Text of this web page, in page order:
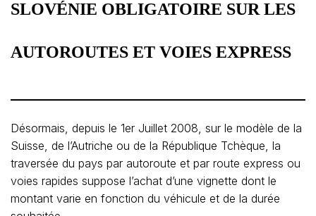
SLOVÉNIE OBLIGATOIRE SUR LES
AUTOROUTES ET VOIES EXPRESS
Désormais, depuis le 1er Juillet 2008, sur le modèle de la
Suisse, de l’Autriche ou de la République Tchèque, la
traversée du pays par autoroute et par route express ou
voies rapides suppose l’achat d’une vignette dont le
montant varie en fonction du véhicule et de la durée